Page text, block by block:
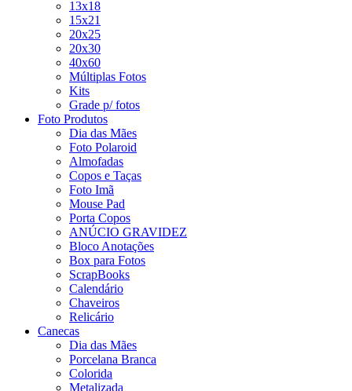
13x18
15x21
20x25
20x30
40x60
Múltiplas Fotos
Kits
Grade p/ fotos
Foto Produtos
Dia das Mães
Foto Polaroid
Almofadas
Copos e Taças
Foto Imã
Mouse Pad
Porta Copos
ANÚCIO GRAVIDEZ
Bloco Anotações
Box para Fotos
ScrapBooks
Calendário
Chaveiros
Relicário
Canecas
Dia das Mães
Porcelana Branca
Colorida
Metalizada